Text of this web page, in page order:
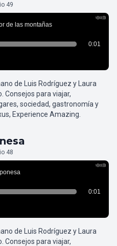
49
de Luis Rodríguez y Laura
Consejos para viajar,
sociedad, gastronomía y
Experience Amazing.
48
de Luis Rodríguez y Laura
Consejos para viajar,